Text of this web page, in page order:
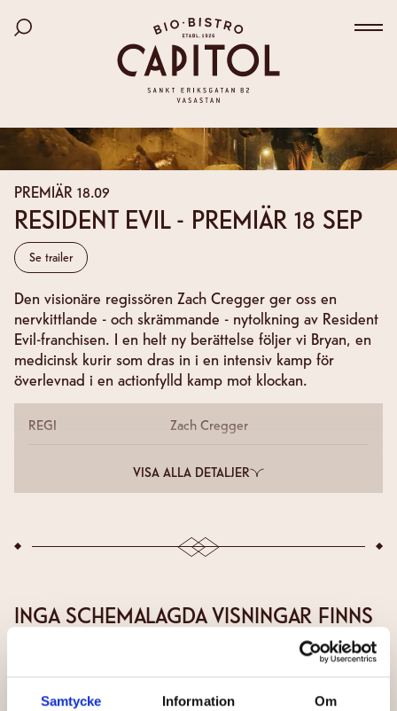
Samtycke Information Om
huvudinnehåll
Bio Capitol
Sök bland filmer
PREMIÄR 18.09
RESIDENT EVIL - PREMIÄR 18 SEP
Se trailer
Den visionäre regissören Zach Cregger ger oss en
nervkittlande - och skrämmande - nytolkning av Resident
Evil-franchisen. I en helt ny berättelse följer vi Bryan, en
medicinsk kurir som dras in i en intensiv kamp för
överlevnad i en actionfylld kamp mot klockan.
REGI Zach Cregger
VISA ALLA DETALJER
INGA SCHEMALAGDA VISNINGAR FINNS
Prenumerera på nyhetsbrevet och få information om
kommande biljettsläpp